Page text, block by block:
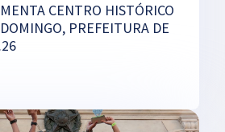
CENTRO HISTÓRICO
PREFEITURA DE